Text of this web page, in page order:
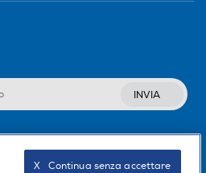
INVIA
X   Continua senza accettare